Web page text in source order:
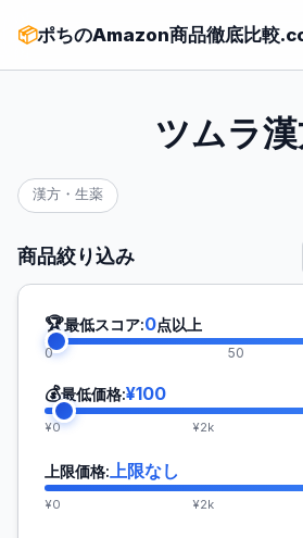
📦ポちのAmazon商品徹底比較
ツムラ
漢方・生薬
商品絞り込み
🏆最低スコア:0点以上
0 50
💰最低価格:¥100
¥0 ¥2k
上限価格: 上限なし
¥0 ¥2k